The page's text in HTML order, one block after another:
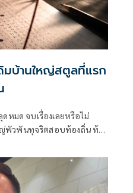
มบ้านใหญ่สตูลที่แรก
ดหมด จบเรื่องเลยหรือไม่
พัวพันทุจริตสอบท้องถิ่น ท้า